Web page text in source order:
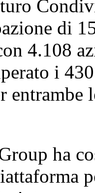
di
4.108
i
entrambe
ha